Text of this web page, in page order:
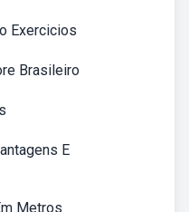
Exercicios
Brasileiro
E
Metros